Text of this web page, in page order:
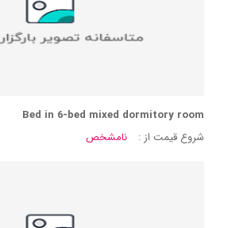
Bed in 6-bed mixed dormitory room
شروع قیمت از :
نامشخص